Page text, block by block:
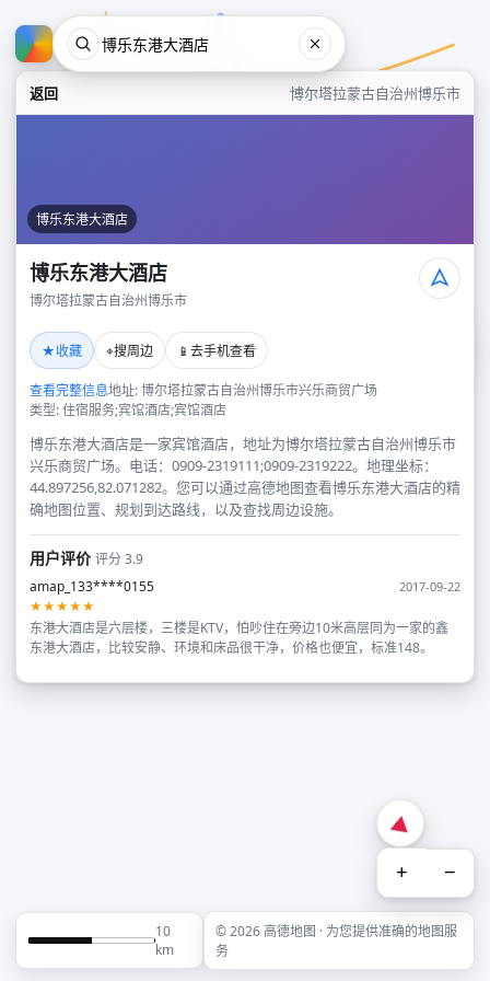
返回 博尔塔拉蒙古自治州博乐市
博乐东港大酒店
博乐东港大酒店
博尔塔拉蒙古自治州博乐市
★收藏 ⌖搜周边 📱 去手机查看
查看完整信息地址: 博尔塔拉蒙古自治州博乐市兴乐商贸广场
类型: 住宿服务;宾馆酒店;宾馆酒店
博乐东港大酒店是一家宾馆酒店，地址为博尔塔拉蒙古自治州博乐市
兴乐商贸广场。电话：0909-2319111;0909-2319222。地理坐标：
44.897256,82.071282。您可以通过高德地图查看博乐东港大酒店的精
确地图位置、规划到达路线，以及查找周边设施。
用户评价评分 3.9
amap_133****0155
2017-09-22
★★★★★
东港大酒店是六层楼，三楼是KTV，怕吵住在旁边10米高层同为一家的鑫
东港大酒店，比较安静、环境和床品很干净，价格也便宜，标准148。
+ −
10
km
© 2026 高德地图 · 为您提供准确的地图服
务